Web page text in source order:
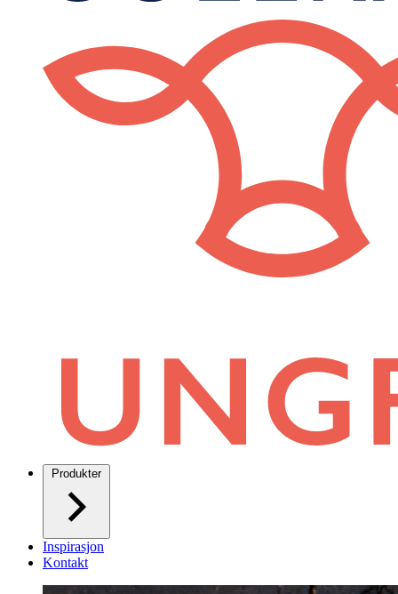
Produkter
Inspirasjon
Kontakt